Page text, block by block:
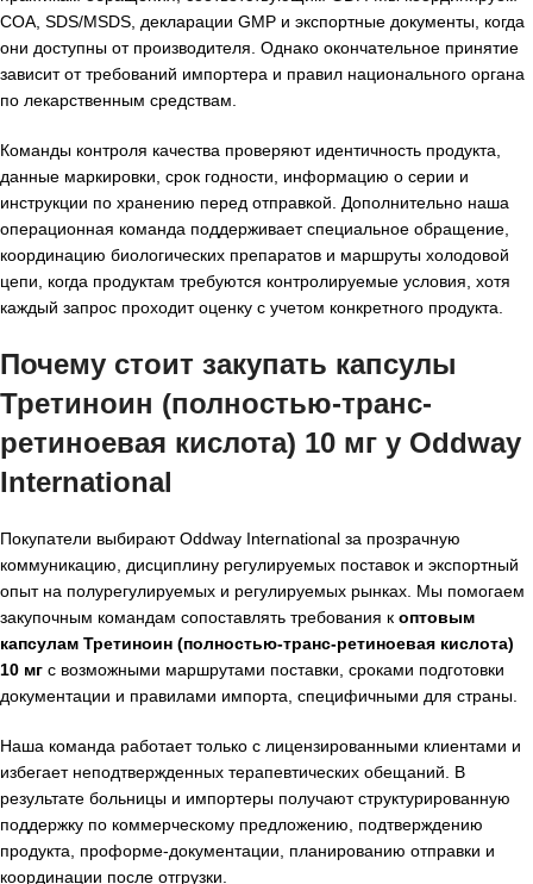
COA, SDS/MSDS, декларации GMP и экспортные документы, когда
они доступны от производителя. Однако окончательное принятие
зависит от требований импортера и правил национального органа
по лекарственным средствам.
Команды контроля качества проверяют идентичность продукта,
данные маркировки, срок годности, информацию о серии и
инструкции по хранению перед отправкой. Дополнительно наша
операционная команда поддерживает специальное обращение,
координацию биологических препаратов и маршруты холодовой
цепи, когда продуктам требуются контролируемые условия, хотя
каждый запрос проходит оценку с учетом конкретного продукта.
Почему стоит закупать капсулы
Третиноин (полностью-транс-
ретиноевая кислота) 10 мг у Oddway
International
Покупатели выбирают Oddway International за прозрачную
коммуникацию, дисциплину регулируемых поставок и экспортный
опыт на полурегулируемых и регулируемых рынках. Мы помогаем
закупочным командам сопоставлять требования к оптовым
капсулам Третиноин (полностью-транс-ретиноевая кислота)
10 мг с возможными маршрутами поставки, сроками подготовки
документации и правилами импорта, специфичными для страны.
Наша команда работает только с лицензированными клиентами и
избегает неподтвержденных терапевтических обещаний. В
результате больницы и импортеры получают структурированную
поддержку по коммерческому предложению, подтверждению
продукта, проформе-документации, планированию отправки и
координации после отгрузки.